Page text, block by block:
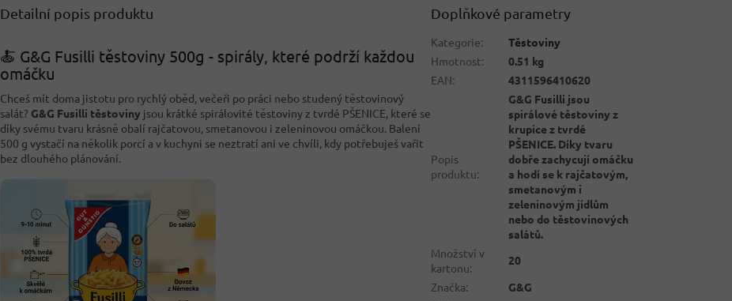
Detailní popis produktu
🍝 G&G Fusilli těstoviny 500g - spirály, které podrží každou
omáčku
Chceš mít doma jistotu pro rychlý oběd, večeři po práci nebo studený těstovinový
salát? G&G Fusilli těstoviny jsou krátké spirálovité těstoviny z tvrdé PŠENICE, které se
díky svému tvaru krásně obalí rajčatovou, smetanovou i zeleninovou omáčkou. Balení
500 g vystačí na několik porcí a v kuchyni se neztratí ani ve chvíli, kdy potřebuješ vařit
bez dlouhého plánování.
Doplňkové parametry
Kategorie:
Těstoviny
Hmotnost:
0.51 kg
EAN: 4311596410620
Popis
produktu:
G&G Fusilli jsou
spirálové těstoviny z
krupice z tvrdé
PŠENICE. Díky tvaru
dobře zachycují omáčku
a hodí se k rajčatovým,
smetanovým i
zeleninovým jídlům
nebo do těstovinových
salátů.
Množství v
kartonu:
20
Značka:
G&G